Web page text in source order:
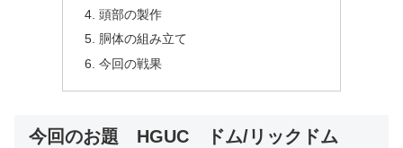
頭部の製作
胴体の組み立て
今回の戦果
今回のお題 HGUC ドム/リックドム